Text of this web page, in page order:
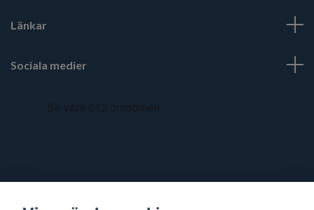
Länkar
Sociala medier